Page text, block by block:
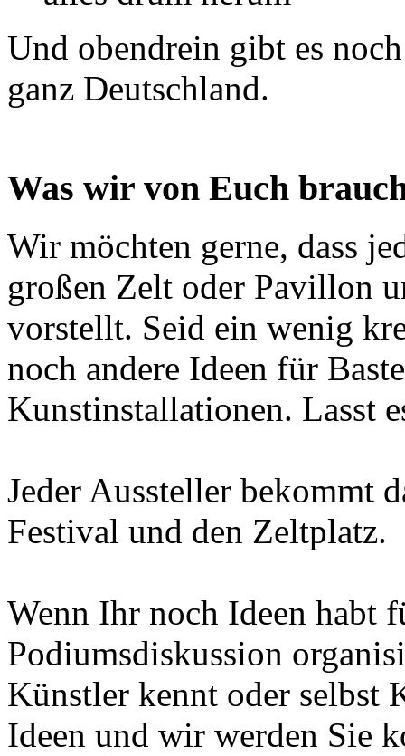
Und obendrein gibt es
ganz Deutschland.
Was wir von Euch
Wir möchten gerne, dass
großen Zelt oder Pavillon
vorstellt. Seid ein wenig
noch andere Ideen für
Kunstinstallationen. Lasst
Jeder Aussteller bekommt
Festival und den Zeltplatz.
Wenn Ihr noch Ideen habt
Podiumsdiskussion
Künstler kennt oder selbst
Ideen und wir werden Sie